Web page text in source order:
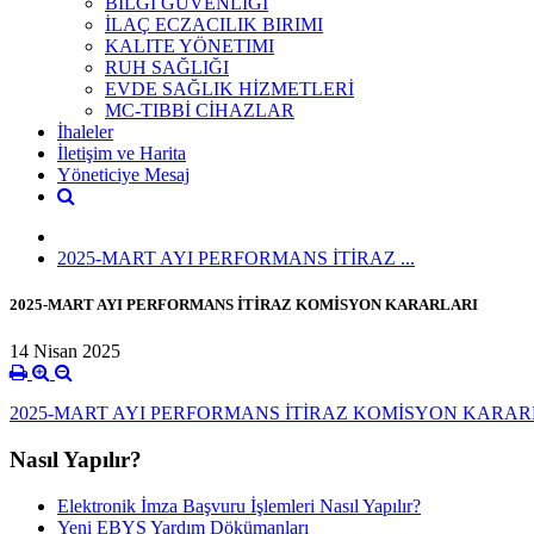
İLAÇ ECZACILIK BIRIMI
KALITE YÖNETIMI
RUH SAĞLIĞI
EVDE SAĞLIK HİZMETLERİ
MC-TIBBİ CİHAZLAR
İhaleler
İletişim ve Harita
Yöneticiye Mesaj
2025-MART AYI PERFORMANS İTİRAZ ...
2025-MART AYI PERFORMANS İTİRAZ KOMİSYON KARARLARI
14 Nisan 2025
2025-MART AYI PERFORMANS İTİRAZ KOMİSYON
Nasıl Yapılır?
Elektronik İmza Başvuru İşlemleri Nasıl Yapılır?
Yeni EBYS Yardım Dökümanları